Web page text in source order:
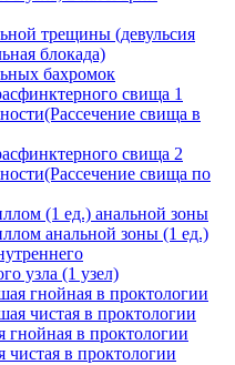
трещины (девульсия
блокада)
бахромок
свища 1
свища в
свища 2
свища по
(1 ед.) анальной зоны
анальной зоны (1 ед.)
узла (1 узел)
гнойная в проктологии
чистая в проктологии
гнойная в проктологии
чистая в проктологии